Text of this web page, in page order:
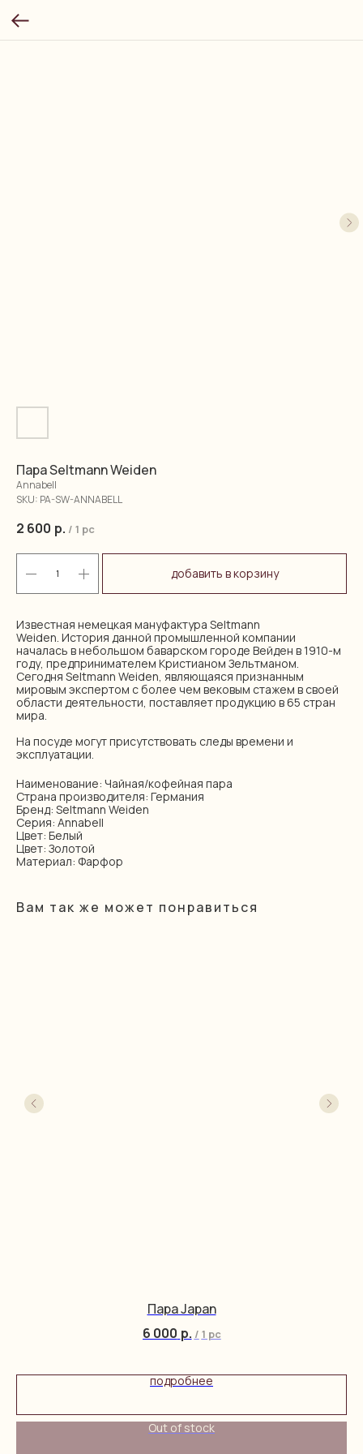
Пара Seltmann Weiden
Annabell
SKU: PA-SW-ANNABELL
2 600 р. / 1 pc
добавить в корзину
Известная немецкая мануфактура Seltmann
Weiden. История данной промышленной компании
началась в небольшом баварском городе Вейден в 1910-м
году, предпринимателем Кристианом Зельтманом.
Сегодня Seltmann Weiden, являющаяся признанным
мировым экспертом с более чем вековым стажем в своей
области деятельности, поставляет продукцию в 65 стран
мира.
На посуде могут присутствовать следы времени и
эксплуатации.
Наименование: Чайная/кофейная пара
Страна производителя: Германия
Бренд: Seltmann Weiden
Серия: Annabell
Цвет: Белый
Цвет: Золотой
Материал: Фарфор
Вам так же может понравиться
Пара Japan
6 000 р. / 1 pc
подробнее
Out of stock